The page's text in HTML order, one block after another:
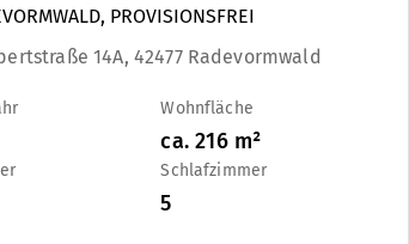
PROVISIONSFREI
14A, 42477 Radevormwald
Wohnfläche
ca. 216 m²
Schlafzimmer
5